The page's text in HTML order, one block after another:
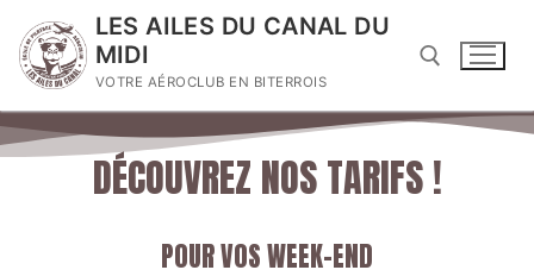
LES AILES DU CANAL DU
MIDI
VOTRE AÉROCLUB EN BITERROIS
DÉCOUVREZ NOS TARIFS !
POUR VOS WEEK-END